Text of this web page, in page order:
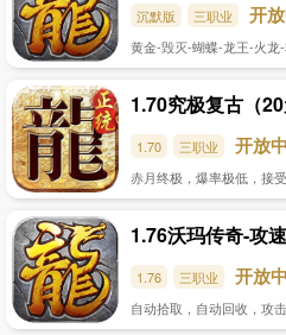
沉默版 三职业 开
黄金-毁灭-蝴蝶-龙王-火龙
1.70究极复古（20
1.70 三职业 开放中
赤月终极，爆率极低，接
1.76沃玛传奇-攻
1.76 三职业 开放中
自动拾取，自动回收，攻